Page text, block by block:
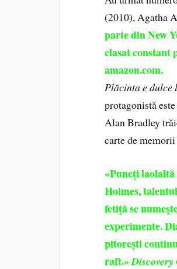
(2010), Agatha
parte din New
clasat constant
amazon.com.
Plăcinta e dulce
protagonistă
Alan Bradley
carte de
«Puneţi
Holmes,
fetiţă se
experimente.
pitoreşti
raft.»